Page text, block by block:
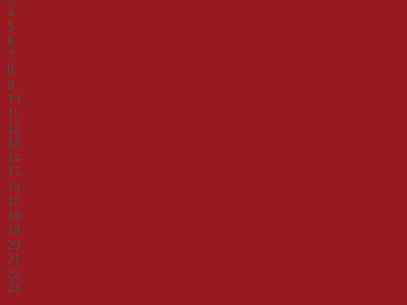
4
5
6
7
8
9
10
11
12
13
14
15
16
17
18
19
20
21
22
23